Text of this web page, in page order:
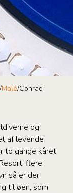
/Malé/Conrad
og
af levende
to gange kåret
flere
så er der
til øen, som